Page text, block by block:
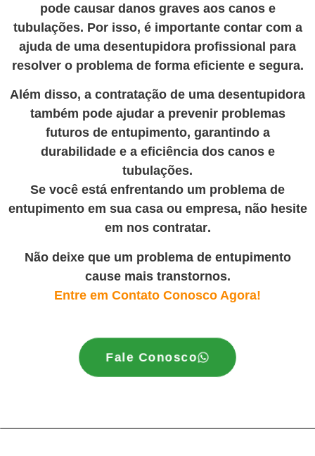
pode causar danos graves aos canos e
tubulações. Por isso, é importante contar com a
ajuda de uma desentupidora profissional para
resolver o problema de forma eficiente e segura.
Além disso, a contratação de uma desentupidora
também pode ajudar a prevenir problemas
futuros de entupimento, garantindo a
durabilidade e a eficiência dos canos e
tubulações.
Se você está enfrentando um problema de
entupimento em sua casa ou empresa, não hesite
em nos contratar.
Não deixe que um problema de entupimento
cause mais transtornos.
Entre em Contato Conosco Agora!
Fale Conosco